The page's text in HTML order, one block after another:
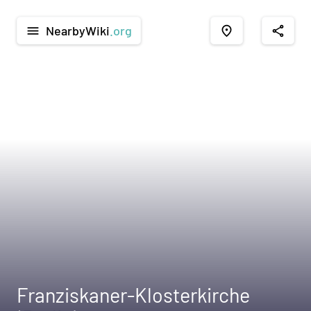
menu NearbyWiki .org place share
Franziskaner-Klosterkirche